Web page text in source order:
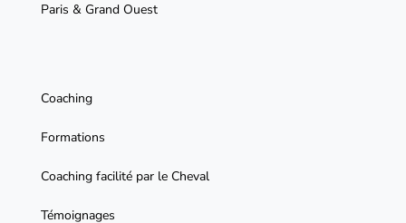
Paris & Grand Ouest
Coaching
Formations
Coaching facilité par le Cheval
Témoignages